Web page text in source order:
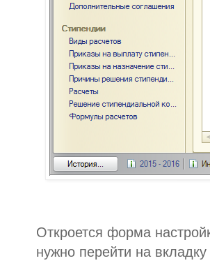
Откроется форма
нужно перейти на вкладку